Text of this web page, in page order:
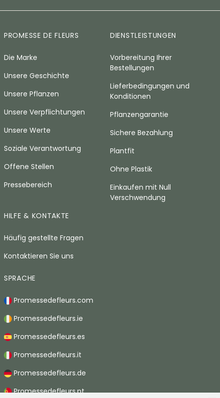
PROMESSE DE FLEURS
Die Marke
Unsere Geschichte
Unsere Pflanzen
Unsere Verpflichtungen
Unsere Werte
Soziale Verantwortung
Offene Stellen
Pressebereich
DIENSTLEISTUNGEN
Vorbereitung Ihrer
Bestellungen
Lieferbedingungen und
Konditionen
Pflanzengarantie
Sichere Bezahlung
Plantfit
Ohne Plastik
Einkaufen mit Null
Verschwendung
HILFE & KONTAKTE
Häufig gestellte Fragen
Kontaktieren Sie uns
SPRACHE
Promessedefleurs.com
Promessedefleurs.ie
Promessedefleurs.es
Promessedefleurs.it
Promessedefleurs.de
Promessedefleurs.pt